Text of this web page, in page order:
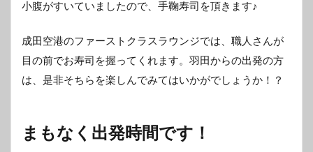
小腹がすいていましたので、手鞠寿司を頂きます♪
成田空港のファーストクラスラウンジでは、職人さんが
目の前でお寿司を握ってくれます。羽田からの出発の方
は、是非そちらを楽しんでみてはいかがでしょうか！？
まもなく出発時間です！